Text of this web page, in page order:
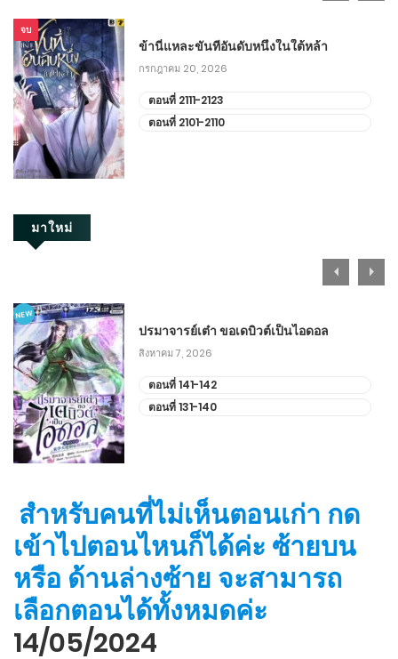
จบ
ข้านี่แหละขันทีอันดับหนึ่งในใต้หล้า
กรกฎาคม 20, 2026
ตอนที่ 2111-2123
ตอนที่ 2101-2110
มาใหม่
NEW
ปรมาจารย์เต๋า ขอเดบิวต์เป็นไอดอล
สิงหาคม 7, 2026
ตอนที่ 141-142
ตอนที่ 131-140
สำหรับคนที่ไม่เห็นตอนเก่า กด
เข้าไปตอนไหนก็ได้ค่ะ ซ้ายบน
หรือ ด้านล่างซ้าย จะสามารถ
เลือกตอนได้ทั้งหมดค่ะ
14/05/2024